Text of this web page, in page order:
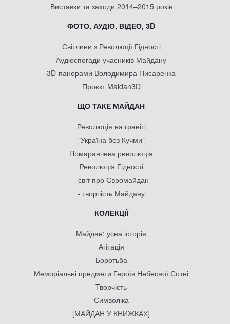
Виставки та заходи 2014–2015 років
ФОТО, АУДІО, ВІДЕО, 3D
Світлини з Революції Гідності
Аудіоспогади учасників Майдану
3D-панорами Володимира Писаренка
Проєкт Maidan3D
ЩО ТАКЕ МАЙДАН
Революція на граніті
"Україна без Кучми"
Помаранчева революція
Революція Гідності
- світ про Євромайдан
- творчість Майдану
КОЛЕКЦІЇ
Майдан: усна історія
Агітація
Боротьба
Меморіальні предмети Героїв Небесної Сотні
Творчість
Символіка
[МАЙДАН У КНИЖКАХ]